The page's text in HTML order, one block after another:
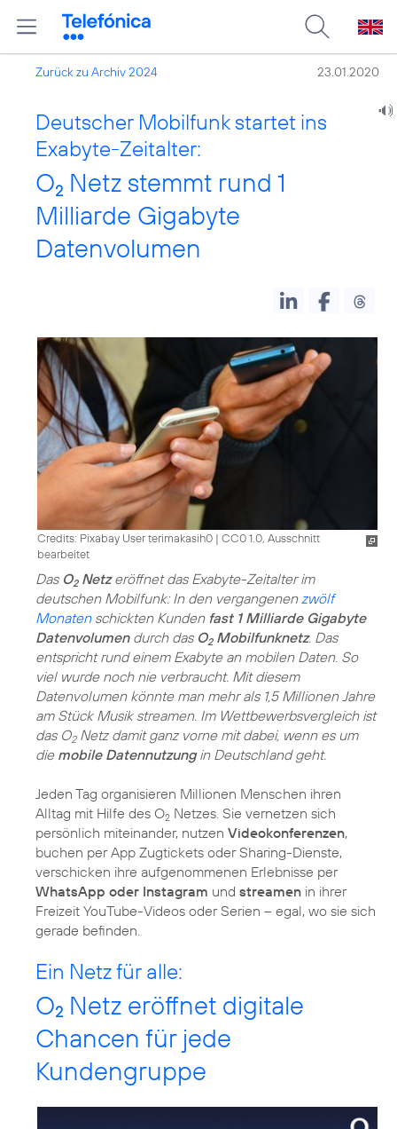
Zurück zu Archiv 2024 23.01.2020
Deutscher Mobilfunk startet ins
Exabyte-Zeitalter:
O2 Netz stemmt rund 1
Milliarde Gigabyte
Datenvolumen
Credits: Pixabay User terimakasih0 | CC0 1.0, Ausschnitt
bearbeitet
Das O2Netzeröffnet das Exabyte-Zeitalter im
deutschen Mobilfunk: In den vergangenen zwölf
Monatenschickten Kunden fast 1 Milliarde Gigabyte
Datenvolumendurch das O2Mobilfunknetz. Das
entspricht rund einem Exabyte an mobilen Daten. So
viel wurde noch nie verbraucht. Mit diesem
Datenvolumen könnte man mehr als 1,5 Millionen Jahre
am Stück Musik streamen. Im Wettbewerbsvergleich ist
das O2Netz damit ganz vorne mit dabei, wenn es um
die mobile Datennutzungin Deutschland geht.
Jeden Tag organisieren Millionen Menschen ihren
Alltag mit Hilfe des O2 Netzes. Sie vernetzen sich
persönlich miteinander, nutzen Videokonferenzen,
buchen per App Zugtickets oder Sharing-Dienste,
verschicken ihre aufgenommenen Erlebnisse per
WhatsApp oder Instagram und streamen in ihrer
Freizeit YouTube-Videos oder Serien – egal, wo sie sich
gerade befinden.
Ein Netz für alle:
O2 Netz eröffnet digitale
Chancen für jede
Kundengruppe